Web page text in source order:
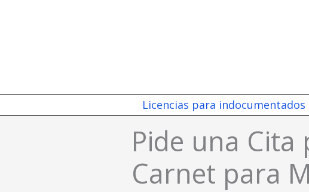
Licencias para indocumentados
Pide una
Carnet para